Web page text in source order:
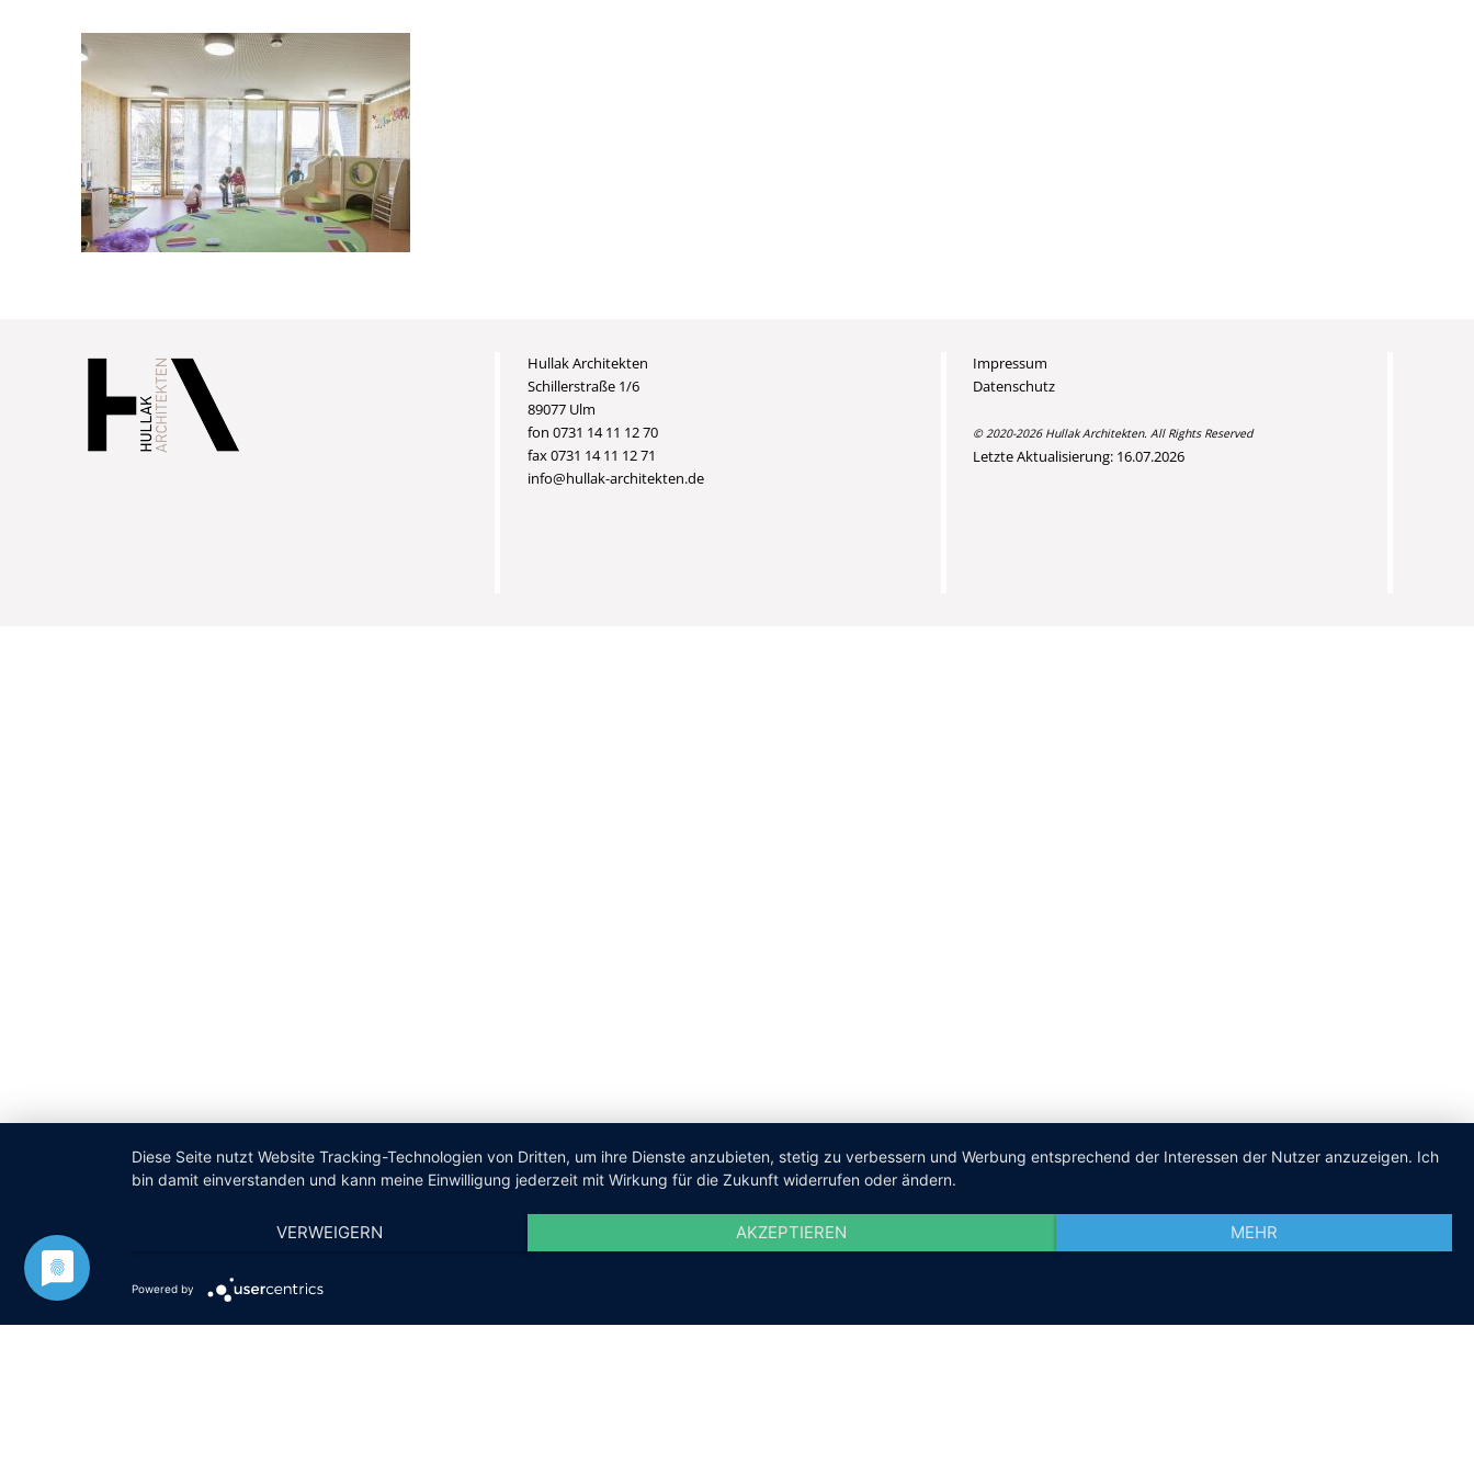
Hullak Architekten
Schillerstraße 1/6
89077 Ulm
fon 0731 14 11 12 70
fax 0731 14 11 12 71
info@hullak-architekten.de
Impressum
Datenschutz
© 2020-2026 Hullak Architekten. All Rights Reserved
Letzte Aktualisierung: 16.07.2026
Diese Seite nutzt Website Tracking-Technologien von Dritten, um ihre Dienste anzubieten, stetig zu verbessern und Werbung entsprechend der Interessen der Nutzer anzuzeigen. Ich
bin damit einverstanden und kann meine Einwilligung jederzeit mit Wirkung für die Zukunft widerrufen oder ändern.
VERWEIGERN AKZEPTIEREN MEHR
Powered by